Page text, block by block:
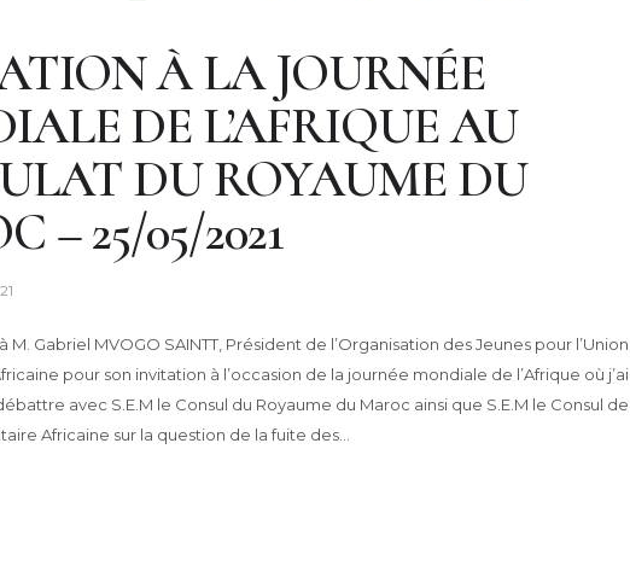
À LA JOURNÉE
DE L’AFRIQUE AU
DU ROYAUME DU
– 25/05/2021
M. Gabriel MVOGO SAINTT, Président de l’Organisation des Jeunes pour l’Union
pour son invitation à l’occasion de la journée mondiale de l’Afrique où j’ai
avec S.E.M le Consul du Royaume du Maroc ainsi que S.E.M le Consul de
Africaine sur la question de la fuite des…